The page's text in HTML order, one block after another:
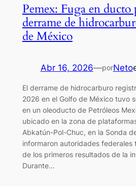
Pemex: Fuga en ducto
derrame de
de México
Abr 16, 2026—porNeto
El derrame de hidrocarburo
2026 en el Golfo de México tuvo
en un oleoducto de Petróleos
ubicado en la zona de
Abkatún-Pol-Chuc, en la Sonda
informaron autoridades federales
de los primeros resultados de la
Durante…